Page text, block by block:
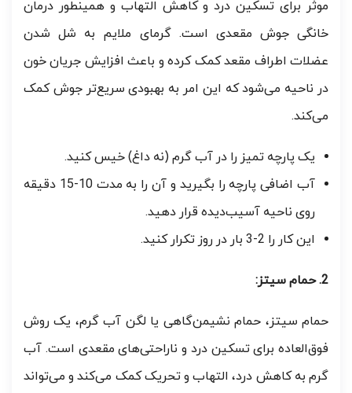
موثر برای تسکین درد و کاهش التهاب و همینطور درمان
خانگی جوش مقعدی است. گرمای ملایم به شل شدن
عضلات اطراف مقعد کمک کرده و باعث افزایش جریان خون
در ناحیه می‌شود که این امر به بهبودی سریع‌تر جوش کمک
می‌کند.
یک پارچه تمیز را در آب گرم (نه داغ) خیس کنید.
آب اضافی پارچه را بگیرید و آن را به مدت 10-15 دقیقه
روی ناحیه آسیب‌دیده قرار دهید.
این کار را 2-3 بار در روز تکرار کنید.
2. حمام سیتز:
حمام سیتز، حمام نشیمن‌گاهی یا لگن آب گرم، یک روش
فوق‌العاده برای تسکین درد و ناراحتی‌های مقعدی است. آب
گرم به کاهش درد، التهاب و تحریک کمک می‌کند و می‌تواند